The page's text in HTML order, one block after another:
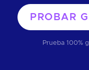
PROBAR
Prueba 100%